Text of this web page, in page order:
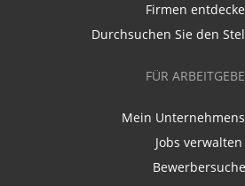
Firmen
Durchsuchen Sie den
FÜR
Mein
Jobs verwalten
Bewerbersuche